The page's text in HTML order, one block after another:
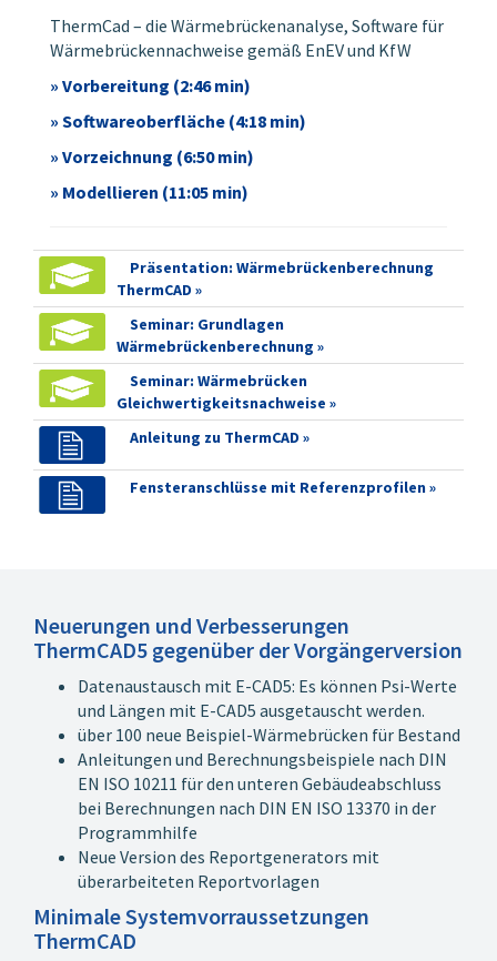
ThermCAD - Beispiel Balkonplatte außengedämmtes Mauerwerk
Temperaturverlauf
ThermCad – die Wärmebrückenanalyse, Software für
Wärmebrückennachweise gemäß EnEV und KfW
» Vorbereitung (2:46 min)
» Softwareoberfläche (4:18 min)
» Vorzeichnung (6:50 min)
» Modellieren (11:05 min)
Präsentation: Wärmebrückenberechnung
ThermCAD »
Seminar: Grundlagen
Wärmebrückenberechnung »
Seminar: Wärmebrücken
Gleichwertigkeitsnachweise »
Anleitung zu ThermCAD »
Fensteranschlüsse mit Referenzprofilen »
Neuerungen und Verbesserungen
ThermCAD5 gegenüber der Vorgängerversion
Datenaustausch mit E-CAD5: Es können Psi-Werte
und Längen mit E-CAD5 ausgetauscht werden.
über 100 neue Beispiel-Wärmebrücken für Bestand
Anleitungen und Berechnungsbeispiele nach DIN
EN ISO 10211 für den unteren Gebäudeabschluss
bei Berechnungen nach DIN EN ISO 13370 in der
Programmhilfe
Neue Version des Reportgenerators mit
überarbeiteten Reportvorlagen
Minimale Systemvorraussetzungen
ThermCAD